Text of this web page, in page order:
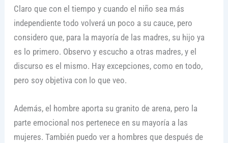
Claro que con el tiempo y cuando el niño sea más
independiente todo volverá un poco a su cauce, pero
considero que, para la mayoría de las madres, su hijo ya
es lo primero. Observo y escucho a otras madres, y el
discurso es el mismo. Hay excepciones, como en todo,
pero soy objetiva con lo que veo.
Además, el hombre aporta su granito de arena, pero la
parte emocional nos pertenece en su mayoría a las
mujeres. También puedo ver a hombres que después de